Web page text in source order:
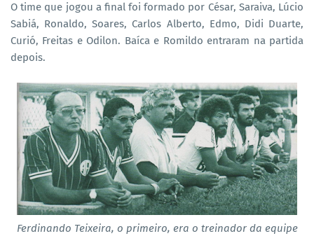
O time que jogou a final foi formado por César, Saraiva, Lúcio
Sabiá, Ronaldo, Soares, Carlos Alberto, Edmo, Didi Duarte,
Curió, Freitas e Odilon. Baíca e Romildo entraram na partida
depois.
Ferdinando Teixeira, o primeiro, era o treinador da equipe